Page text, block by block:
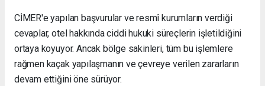
CİMER'e yapılan başvurular ve resmî kurumların verdiği
cevaplar, otel hakkında ciddi hukuki süreçlerin işletildiğini
ortaya koyuyor. Ancak bölge sakinleri, tüm bu işlemlere
rağmen kaçak yapılaşmanın ve çevreye verilen zararların
devam ettiğini öne sürüyor.